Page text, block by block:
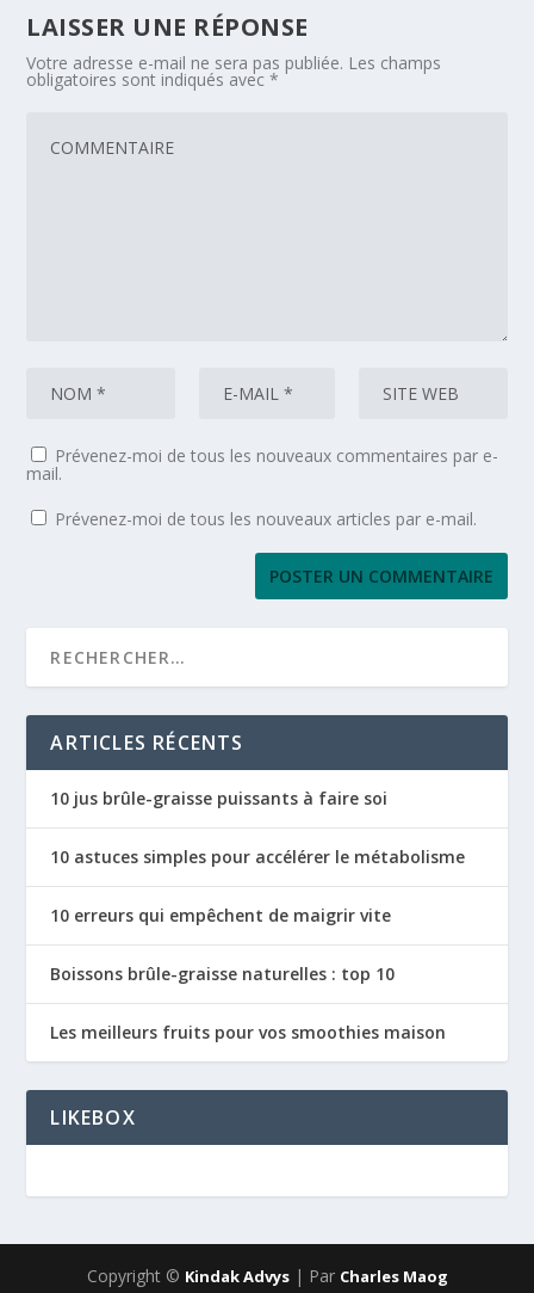
LAISSER UNE RÉPONSE
Votre adresse e-mail ne sera pas publiée. Les champs
obligatoires sont indiqués avec*
Prévenez-moi de tous les nouveaux commentaires par e-
mail.
Prévenez-moi de tous les nouveaux articles par e-mail.
ARTICLES RÉCENTS
10 jus brûle-graisse puissants à faire soi
10 astuces simples pour accélérer le métabolisme
10 erreurs qui empêchent de maigrir vite
Boissons brûle-graisse naturelles : top 10
Les meilleurs fruits pour vos smoothies maison
LIKEBOX
Copyright © Kindak Advys| Par Charles Maog